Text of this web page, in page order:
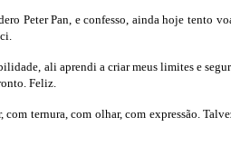
Peter Pan, e confesso, ainda hoje tento
ali aprendi a criar meus limites e
Feliz.
ternura, com olhar, com expressão.